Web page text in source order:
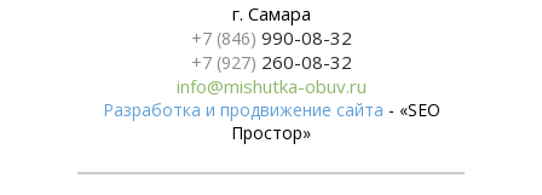
г. Самара
+7 (846) 990-08-32
+7 (927) 260-08-32
info@mishutka-obuv.ru
Разработка и продвижение сайта - «SEO
Простор»